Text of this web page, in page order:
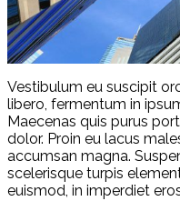
Vestibulum eu suscipit
libero, fermentum in
Maecenas quis purus
dolor. Proin eu lacus
accumsan magna.
scelerisque turpis
euismod, in imperdiet